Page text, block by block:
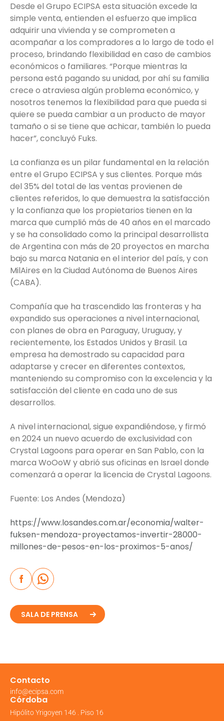
Desde el Grupo ECIPSA esta situación excede la
simple venta, entienden el esfuerzo que implica
adquirir una vivienda y se comprometen a
acompañar a los compradores a lo largo de todo el
proceso, brindando flexibilidad en caso de cambios
económicos o familiares. “Porque mientras la
persona está pagando su unidad, por ahí su familia
crece o atraviesa algún problema económico, y
nosotros tenemos la flexibilidad para que pueda si
quiere se pueda cambiar a un producto de mayor
tamaño o si se tiene que achicar, también lo pueda
hacer”, concluyó Fuks.
La confianza es un pilar fundamental en la relación
entre el Grupo ECIPSA y sus clientes. Porque más
del 35% del total de las ventas provienen de
clientes referidos, lo que demuestra la satisfacción
y la confianza que los propietarios tienen en la
marca que cumplió más de 40 años en el marcado
y se ha consolidado como la principal desarrollista
de Argentina con más de 20 proyectos en marcha
bajo su marca Natania en el interior del país, y con
MilAires en la Ciudad Autónoma de Buenos Aires
(CABA).
Compañía que ha trascendido las fronteras y ha
expandido sus operaciones a nivel internacional,
con planes de obra en Paraguay, Uruguay, y
recientemente, los Estados Unidos y Brasil. La
empresa ha demostrado su capacidad para
adaptarse y crecer en diferentes contextos,
manteniendo su compromiso con la excelencia y la
satisfacción del cliente en cada uno de sus
desarrollos.
A nivel internacional, sigue expandiéndose, y firmó
en 2024 un nuevo acuerdo de exclusividad con
Crystal Lagoons para operar en San Pablo, con la
marca WoOoW y abrió sus oficinas en Israel donde
comenzará a operar la licencia de Crystal Lagoons.
Fuente: Los Andes (Mendoza)
https://www.losandes.com.ar/economia/walter-
fuksen-mendoza-proyectamos-invertir-28000-
millones-de-pesos-en-los-proximos-5-anos/
SALA DE PRENSA
Contacto
info@ecipsa.com
Córdoba
Hipólito Yrigoyen 146 . Piso 16